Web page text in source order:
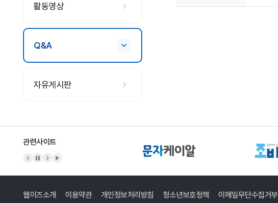
활동영상
Q&A
자유게시판
관련사이트
이전 배너
배너 정지
다음 배너
배너 재생
웹이즈소개 이용약관 개인정보처리방침 청소년보호정책 이메일무단수집거부